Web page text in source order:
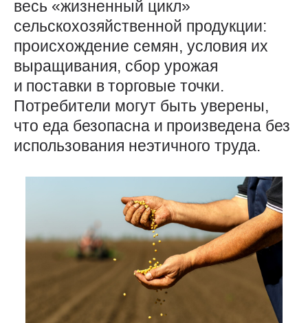
весь «жизненный цикл»
сельскохозяйственной продукции:
происхождение семян, условия их
выращивания, сбор урожая
и поставки в торговые точки.
Потребители могут быть уверены,
что еда безопасна и произведена без
использования неэтичного труда.